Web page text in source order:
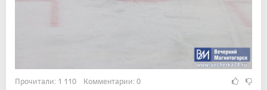
Прочитали: 1 110 Комментарии: 0